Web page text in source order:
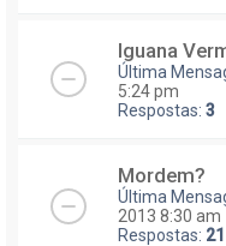
Iguana
Última
5:24 pm
Respostas: 3
Mordem?
Última
2013 8:30 am
Respostas: 21